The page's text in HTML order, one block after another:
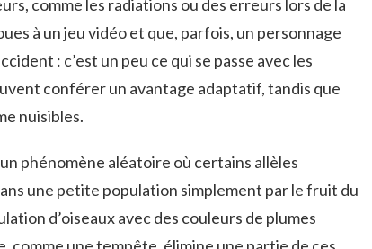
comme les radiations ou des erreurs lors de la
à un jeu vidéo et que, parfois, un personnage
: c’est un peu ce qui se passe avec les
conférer un avantage adaptatif, tandis que
nuisibles.
phénomène aléatoire où certains allèles
une petite population simplement par le fruit du
d’oiseaux avec des couleurs de plumes